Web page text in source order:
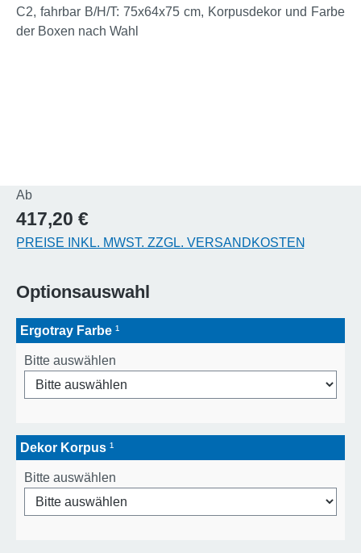
AbRegulärer Preis:
417,20 €
PREISE INKL. MWST. ZZGL. VERSANDKOSTEN
Optionsauswahl
Ergotray Farbe ¹
Bitte auswählen
Dekor Korpus ¹
Bitte auswählen